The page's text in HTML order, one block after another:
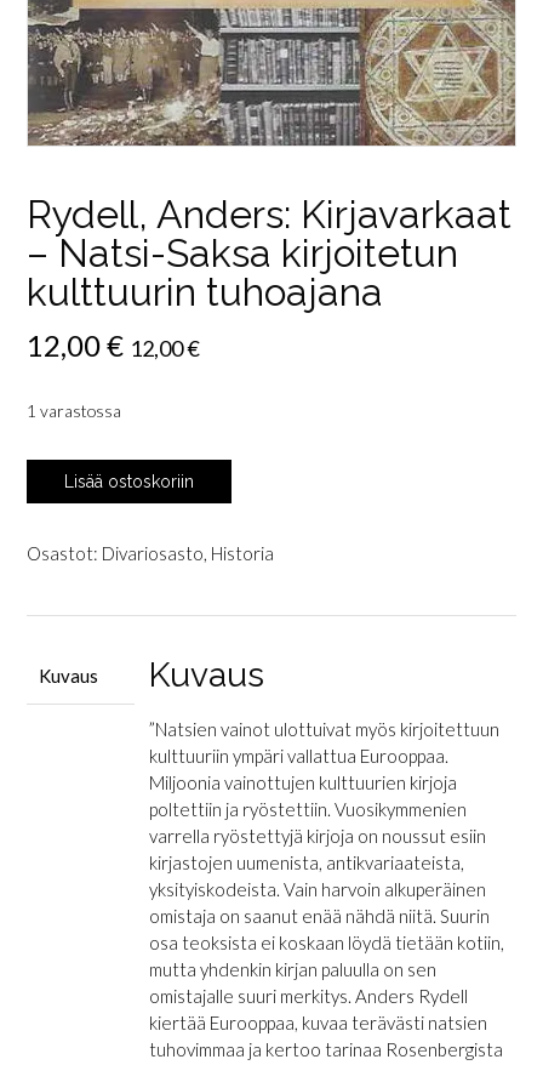
Rydell, Anders: Kirjavarkaat
– Natsi-Saksa kirjoitetun
kulttuurin tuhoajana
12,00€ 12,00€
1 varastossa
Rydell,
Anders:
-
tuhoajana
Lisää ostoskoriin
Osastot: Divariosasto, Historia
Kuvaus Kuvaus
”Natsien vainot ulottuivat myös kirjoitettuun
kulttuuriin ympäri vallattua Eurooppaa.
Miljoonia vainottujen kulttuurien kirjoja
poltettiin ja ryöstettiin. Vuosikymmenien
varrella ryöstettyjä kirjoja on noussut esiin
kirjastojen uumenista, antikvariaateista,
yksityiskodeista. Vain harvoin alkuperäinen
omistaja on saanut enää nähdä niitä. Suurin
osa teoksista ei koskaan löydä tietään kotiin,
mutta yhdenkin kirjan paluulla on sen
omistajalle suuri merkitys. Anders Rydell
kiertää Eurooppaa, kuvaa terävästi natsien
tuhovimmaa ja kertoo tarinaa Rosenbergista